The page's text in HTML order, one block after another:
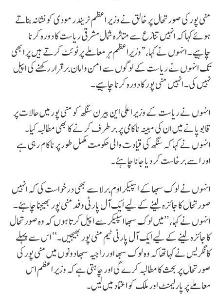
منی پور کی صورتحال پر خالق نے وزیر اعظم نریندر مودی کو نشانہ بناتے
ہوئے کہا کہ انہیں تنازع سے متاثرہ شمال مشرقی ریاست کا دورہ کرنا
چاہیے۔ انہوں نے کہا، “وزیراعظم ہر معاملے پر ٹوئٹ کرتے ہیں پر ابھی
تک انہوں نے ریاست کے لوگوں سے امن و امان برقرار رکھنے کی اپیل
نہیں کی۔ انہیں منی پور کا دورہ کرنا چاہیے۔
انہوں نے ریاست کے وزیر اعلی این بیرن سنگھ کو منی پور میں حالات پر
قابو پانے میں ان کی مبینہ ناکامی پر برطرف کرنے کا بھی مطالبہ کیا۔
انہوں نے کہا کہ سنگھ کی قیادت والی حکومت مکمل طور پر ناکام رہی ہے
اور اسے برخاست کر دیا جانا چاہئے۔
انہوں نے لوک سبھا کے اسپیکر اوم برلا سے بھی درخواست کی کہ انہیں
صورتحال کا جائزہ لینے کے لیے ایک آل پارٹی وفد منی پور بھیجنا چاہئے۔
انہوں نے کہا، ’’میں لوک سبھا اسپیکر سے اپیل کرتا ہوں کہ وہ صورتحال
کا جائزہ لینے کے لیے ایک آل پارٹی ٹیم منی پور بھیجیں۔‘‘ اس سے پہلے
کانگریس نے کہا تھا کہ وہ لوک سبھا اور راجیہ سبھا دونوں میں منی پور کی
صورتحال پر بحث کا مطالبہ کرے گی اور چاہتی ہے کہ وزیر اعظم اس
معاملے پر پارلیمنٹ اور ملک کو اعتماد میں لیں۔